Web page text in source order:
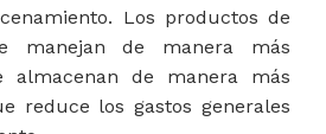
Los productos de
manejan de manera más
almacenan de manera más
reduce los gastos generales